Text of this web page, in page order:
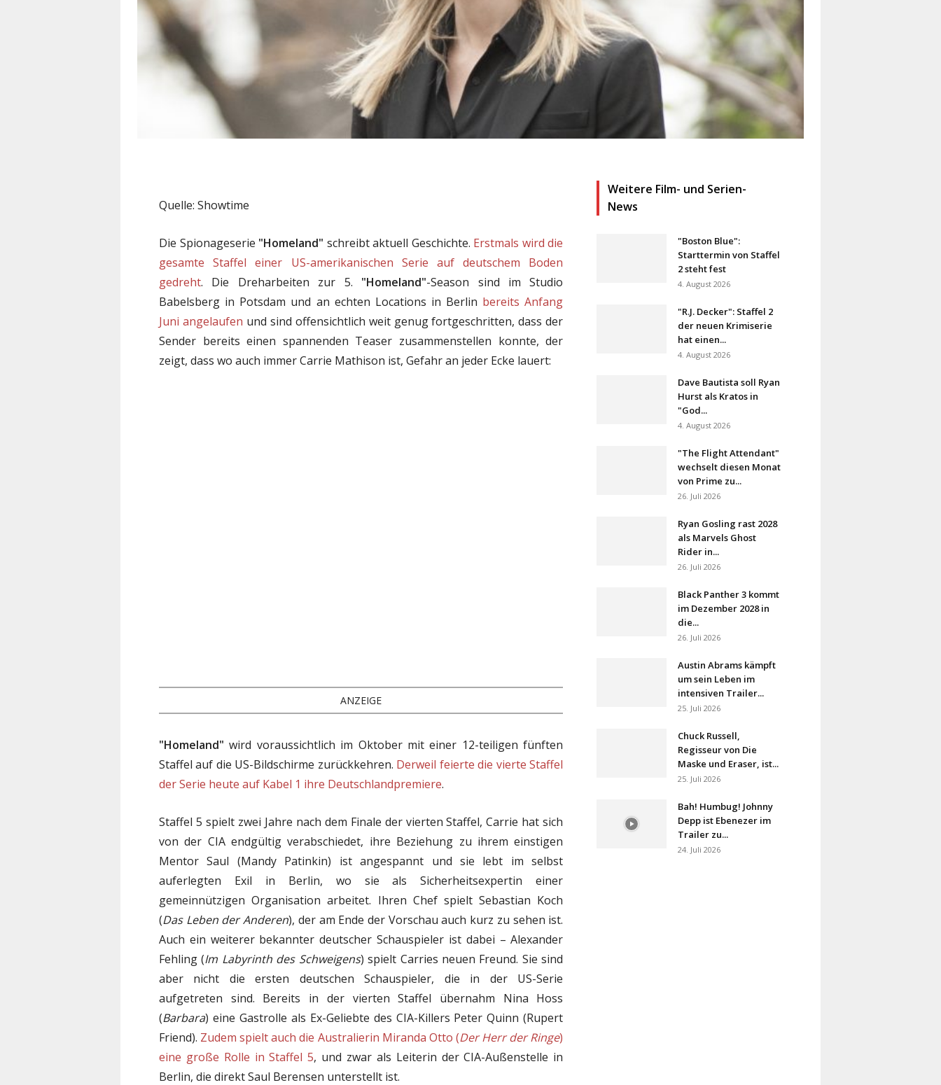
Quelle: Showtime
Die Spionageserie "Homeland" schreibt aktuell Geschichte. Erstmals wird die
gesamte Staffel einer US-amerikanischen Serie auf deutschem Boden
gedreht. Die Dreharbeiten zur 5. "Homeland"-Season sind im Studio
Babelsberg in Potsdam und an echten Locations in Berlin bereits Anfang
Juni angelaufen und sind offensichtlich weit genug fortgeschritten, dass der
Sender bereits einen spannenden Teaser zusammenstellen konnte, der
zeigt, dass wo auch immer Carrie Mathison ist, Gefahr an jeder Ecke lauert:
ANZEIGE
"Homeland" wird voraussichtlich im Oktober mit einer 12-teiligen fünften
Staffel auf die US-Bildschirme zurückkehren. Derweil feierte die vierte Staffel
der Serie heute auf Kabel 1 ihre Deutschlandpremiere.
Staffel 5 spielt zwei Jahre nach dem Finale der vierten Staffel, Carrie hat sich
von der CIA endgültig verabschiedet, ihre Beziehung zu ihrem einstigen
Mentor Saul (Mandy Patinkin) ist angespannt und sie lebt im selbst
auferlegten Exil in Berlin, wo sie als Sicherheitsexpertin einer
gemeinnützigen Organisation arbeitet. Ihren Chef spielt Sebastian Koch
(Das Leben der Anderen), der am Ende der Vorschau auch kurz zu sehen ist.
Auch ein weiterer bekannter deutscher Schauspieler ist dabei – Alexander
Fehling (Im Labyrinth des Schweigens) spielt Carries neuen Freund. Sie sind
aber nicht die ersten deutschen Schauspieler, die in der US-Serie
aufgetreten sind. Bereits in der vierten Staffel übernahm Nina Hoss
(Barbara) eine Gastrolle als Ex-Geliebte des CIA-Killers Peter Quinn (Rupert
Friend). Zudem spielt auch die Australierin Miranda Otto (Der Herr der Ringe)
eine große Rolle in Staffel 5, und zwar als Leiterin der CIA-Außenstelle in
Berlin, die direkt Saul Berensen unterstellt ist.
Weitere Film- und Serien-
News
"Boston Blue":
Starttermin von Staffel
2 steht fest
4. August 2026
"R.J. Decker": Staffel 2
der neuen Krimiserie
hat einen...
4. August 2026
Dave Bautista soll Ryan
Hurst als Kratos in
"God...
4. August 2026
"The Flight Attendant"
wechselt diesen Monat
von Prime zu...
26. Juli 2026
Ryan Gosling rast 2028
als Marvels Ghost
Rider in...
26. Juli 2026
Black Panther 3 kommt
im Dezember 2028 in
die...
26. Juli 2026
Austin Abrams kämpft
um sein Leben im
intensiven Trailer...
25. Juli 2026
Chuck Russell,
Regisseur von Die
Maske und Eraser, ist...
25. Juli 2026
Bah! Humbug! Johnny
Depp ist Ebenezer im
Trailer zu...
24. Juli 2026